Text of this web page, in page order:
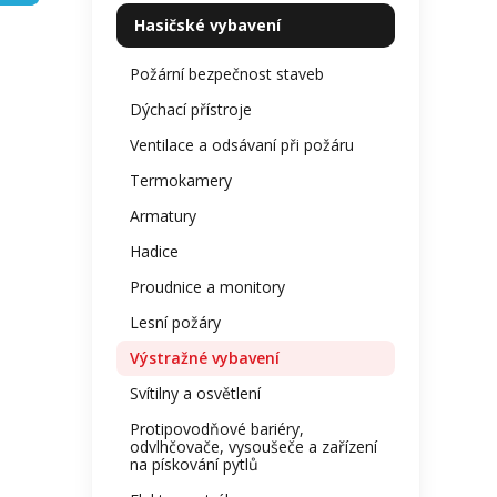
kategorie
Hasičské vybavení
Požární bezpečnost staveb
Dýchací přístroje
Ventilace a odsávaní při požáru
Termokamery
Armatury
Hadice
Proudnice a monitory
Lesní požáry
Výstražné vybavení
Svítilny a osvětlení
Protipovodňové bariéry,
odvlhčovače, vysoušeče a zařízení
na pískování pytlů